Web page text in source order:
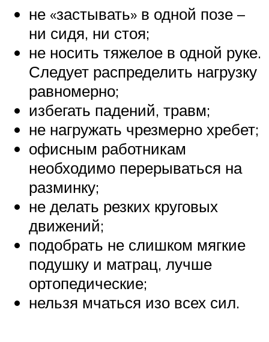
не «застывать» в одной позе –
ни сидя, ни стоя;
не носить тяжелое в одной руке.
Следует распределить нагрузку
равномерно;
избегать падений, травм;
не нагружать чрезмерно хребет;
офисным работникам
необходимо перерываться на
разминку;
не делать резких круговых
движений;
подобрать не слишком мягкие
подушку и матрац, лучше
ортопедические;
нельзя мчаться изо всех сил.